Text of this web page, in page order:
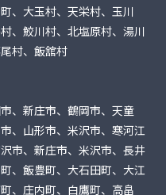
、大玉村、天栄村、玉川
、鮫川村、北塩原村、湯川
村、飯舘村
、新庄市、鶴岡市、天童
、山形市、米沢市、寒河江
市、新庄市、米沢市、長井
、飯豊町、大石田町、大江
、庄内町、白鷹町、高畠